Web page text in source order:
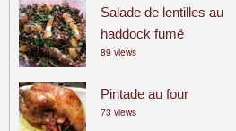
Salade de lentilles au
haddock fumé
89 views
Pintade au four
73 views